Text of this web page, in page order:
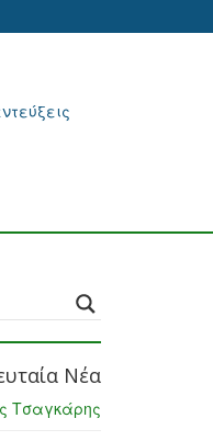
Νέα
Τσαγκάρης